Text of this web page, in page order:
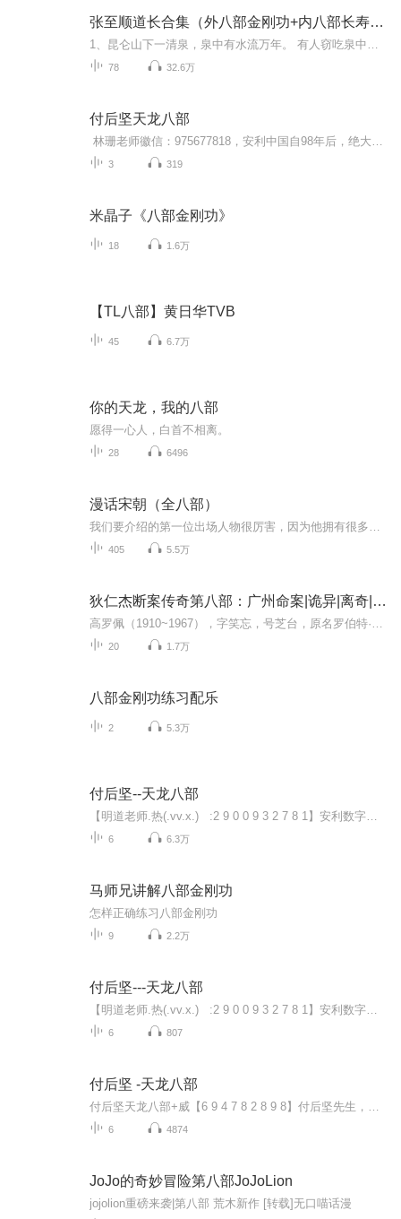
张至顺道长合集（外八部金刚功+内八部长寿功）
78 32.6万
付后坚天龙八部
3 319
米晶子《八部金刚功》
18 1.6万
【TL八部】黄日华TVB
45 6.7万
你的天龙，我的八部
愿得一心人，白首不相离。
28 6496
漫话宋朝（全八部）
405 5.5万
狄仁杰断案传奇第八部：广州命案|诡异|离奇|悬疑
20 1.7万
八部金刚功练习配乐
2 5.3万
付后坚--天龙八部
6 6.3万
马师兄讲解八部金刚功
怎样正确练习八部金刚功
9 2.2万
付后坚---天龙八部
6 807
付后坚 -天龙八部
6 4874
JoJo的奇妙冒险第八部JoJoLion
jojolion重磅来袭|第八部 荒木新作 [转载]无口喵话漫